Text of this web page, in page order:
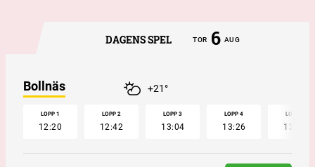
DAGENS SPEL TOR 6 AUG
Bollnäs +21°
LOPP 1
12:20
LOPP 2
12:42
LOPP 3
13:04
LOPP 4
13:26
LOPP 5
13:47